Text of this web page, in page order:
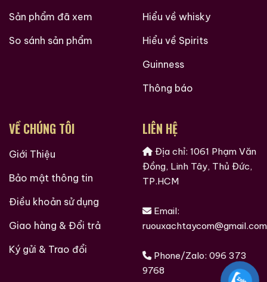
Sản phẩm đã xem
So sánh sản phẩm
Hiểu về whisky
Hiểu về Spirits
Guinness
Thông báo
VỀ CHÚNG TÔI
Giới Thiệu
Bảo mật thông tin
Điều khoản sử dụng
Giao hàng & Đổi trả
Ký gửi & Trao đổi
LIÊN HỆ
Địa chỉ: 1061 Phạm Văn
Đồng, Linh Tây, Thủ Đức,
TP.HCM
Email:
ruouxachtaycom@gmail.com
Phone/Zalo: 096 373
9768